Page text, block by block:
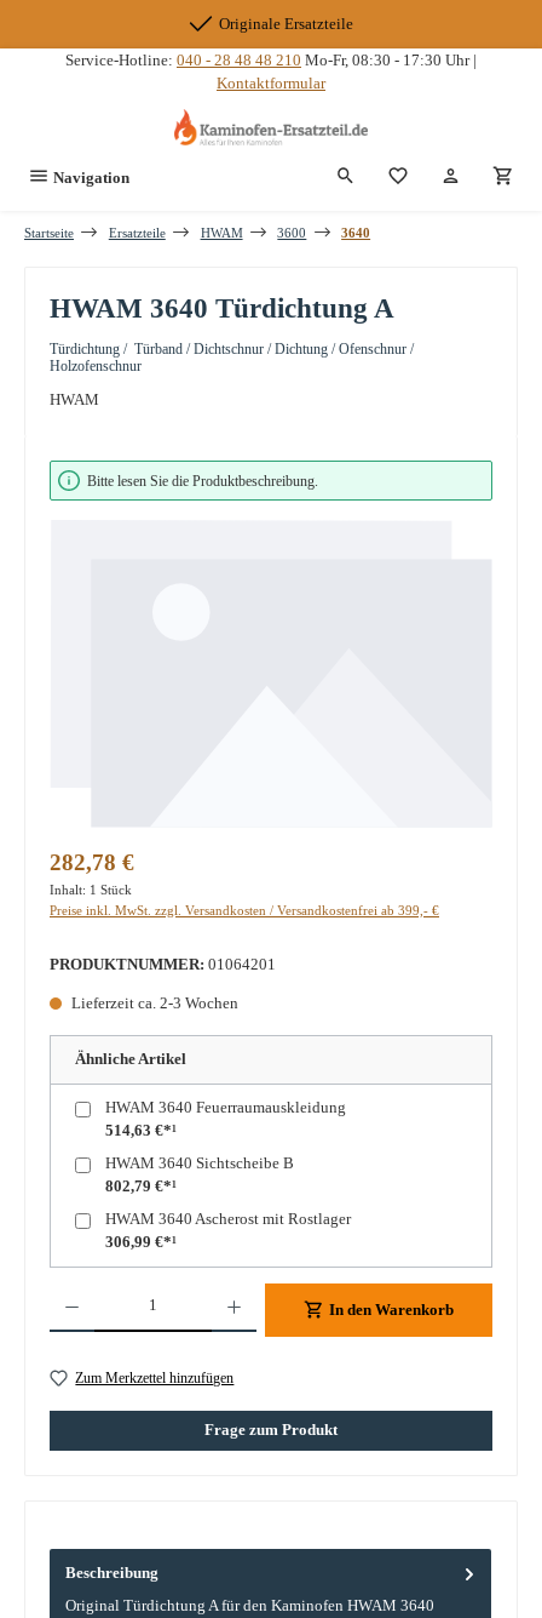
Originale Ersatzteile
Service-Hotline: 040 - 28 48 48 210 Mo-Fr, 08:30 - 17:30 Uhr |
Kontaktformular
Navigation Du hast 0
Startseite Ersatzteile HWAM 3600 3640
HWAM 3640 Türdichtung A
Türdichtung / Türband / Dichtschnur / Dichtung / Ofenschnur /
Holzofenschnur
HWAM
Bildergalerie überspringen
Bitte lesen Sie die Produktbeschreibung.
Regulärer Preis:
282,78 €
Inhalt: 1 Stück
Preise inkl. MwSt. zzgl. Versandkosten / Versandkostenfrei ab 399,- €
PRODUKTNUMMER: 01064201
Lieferzeit ca. 2-3 Wochen
Ähnliche Artikel
HWAM 3640 Feuerraumauskleidung
514,63 €*¹
HWAM 3640 Sichtscheibe B
802,79 €*¹
HWAM 3640 Ascherost mit Rostlager
306,99 €*¹
In den Warenkorb
Zum Merkzettel hinzufügen
Frage zum Produkt
Beschreibung
Original Türdichtung A für den Kaminofen HWAM 3640